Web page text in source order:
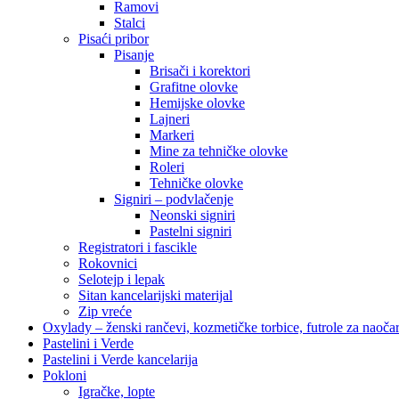
Ramovi
Stalci
Pisaći pribor
Pisanje
Brisači i korektori
Grafitne olovke
Hemijske olovke
Lajneri
Markeri
Mine za tehničke olovke
Roleri
Tehničke olovke
Signiri – podvlačenje
Neonski signiri
Pastelni signiri
Registratori i fascikle
Rokovnici
Selotejp i lepak
Sitan kancelarijski materijal
Zip vreće
Oxylady – ženski rančevi, kozmetičke torbice, futrole za
Pastelini i Verde
Pastelini i Verde kancelarija
Pokloni
Igračke, lopte